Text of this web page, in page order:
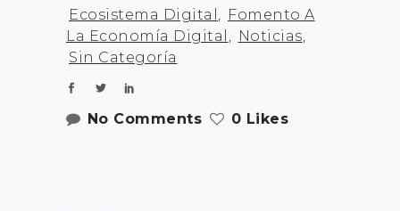
Ecosistema Digital , Fomento A
La Economía Digital , Noticias,
Sin Categoría
No Comments 0 Likes